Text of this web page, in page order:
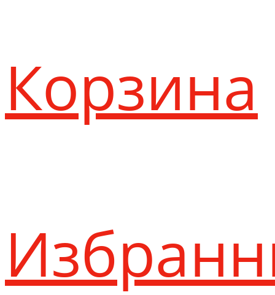
Корзина